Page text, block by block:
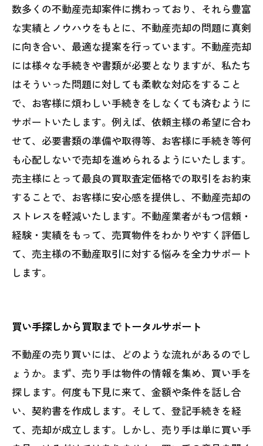
数多くの不動産売却案件に携わっており、それら豊富
な実績とノウハウをもとに、不動産売却の問題に真剣
に向き合い、最適な提案を行っています。不動産売却
には様々な手続きや書類が必要となりますが、私たち
はそういった問題に対しても柔軟な対応をすること
で、お客様に煩わしい手続きをしなくても済むように
サポートいたします。例えば、依頼主様の希望に合わ
せて、必要書類の準備や取得等、お客様に手続き等何
も心配しないで売却を進められるようにいたします。
売主様にとって最良の買取査定価格での取引をお約束
することで、お客様に安心感を提供し、不動産売却の
ストレスを軽減いたします。不動産業者がもつ信頼・
経験・実績をもって、売買物件をわかりやすく評価し
て、売主様の不動産取引に対する悩みを全力サポート
します。
買い手探しから買取までトータルサポート
不動産の売り買いには、どのような流れがあるのでし
ょうか。まず、売り手は物件の情報を集め、買い手を
探します。何度も下見に来て、金額や条件を話し合
い、契約書を作成します。そして、登記手続きを経
て、売却が成立します。しかし、売り手は単に買い手